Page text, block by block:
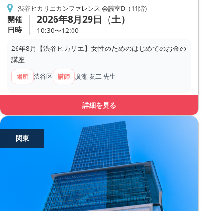
渋谷ヒカリエカンファレンス 会議室D（11階）
開催
日時
2026年8月29日（土）
10:30〜12:00
26年8月【渋谷ヒカリエ】女性のためのはじめてのお金の
講座
場所 渋谷区 講師 廣瀬 友二 先生
詳細を見る
関東